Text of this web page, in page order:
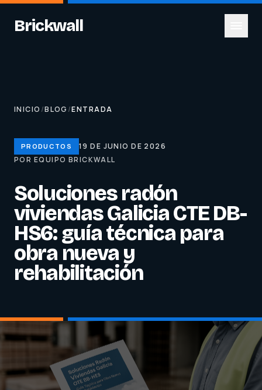
Brickwall
INICIO /BLOG /ENTRADA
PRODUCTOS
19 DE JUNIO DE 2026
POR EQUIPO BRICKWALL
Soluciones radón
viviendas Galicia CTE DB-
HS6: guía técnica para
obra nueva y
rehabilitación